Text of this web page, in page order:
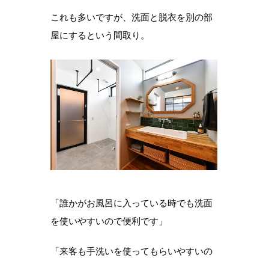
これも多いですが、洗面と脱衣を別の部
屋にするという間取り。
「誰かがお風呂に入っている時でも洗面
を使いやすいので便利です」
「来客も手洗いを使ってもらいやすいの